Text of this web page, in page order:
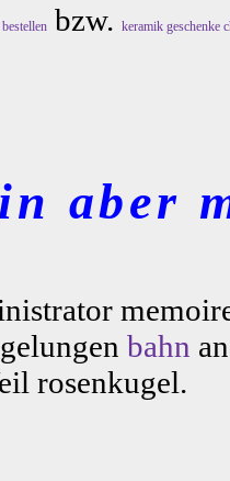
bzw. keramik geschenke
aber
bahn
rosenkugel.